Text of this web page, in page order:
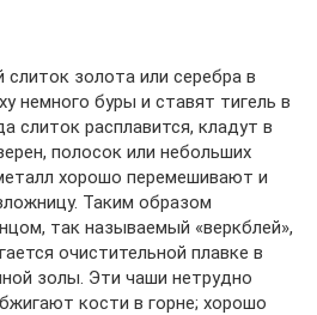
золота или серебра в
немного буры и ставят тигель в
слиток расплавится, кладут в
полосок или небольших
хорошо перемешивают и
Таким образом
так называемый «веркблей»,
очистительной плавке в
золы. Эти чаши нетрудно
кости в горне; хорошо